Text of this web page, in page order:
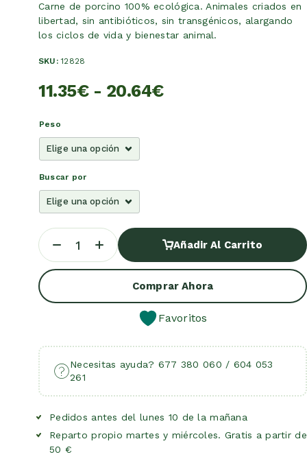
Carne de porcino 100% ecológica. Animales criados en
libertad, sin antibióticos, sin transgénicos, alargando
los ciclos de vida y bienestar animal.
SKU:12828
11.35€ - 20.64€
Peso
Buscar por
Añadir Al Carrito
Comprar Ahora
Favoritos
Necesitas ayuda? 677 380 060 / 604 053
261
Pedidos antes del lunes 10 de la mañana
Reparto propio martes y miércoles. Gratis a partir de
50 €